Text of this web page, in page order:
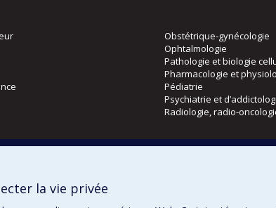
Obstétrique-gynécologie
Ophtalmologie
Pathologie et biologie
Pharmacologie et
Pédiatrie
Psychiatrie et
Radiologie, radio-
la vie privée